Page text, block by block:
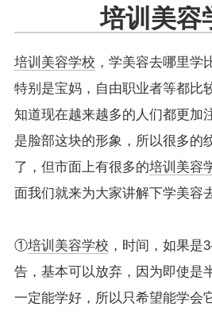
培训美容
培训美容学校 ，学美容去哪里学
特别是宝妈，自由职业者等都比
知道现在越来越多的人们都更加
是脸部这块的形象，所以很多的
了，但市面上有很多的培训美容
面我们就来为大家讲解下学美容
①培训美容学校 ，时间，如果是
告，基本可以放弃，因为即使是
一定能学好，所以只希望能学会